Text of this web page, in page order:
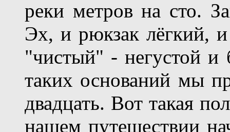
реки метров на сто.
Эх, и рюкзак лёгкий, и
"чистый" - негустой и
таких оснований мы
двадцать. Вот такая
нашем путешествии